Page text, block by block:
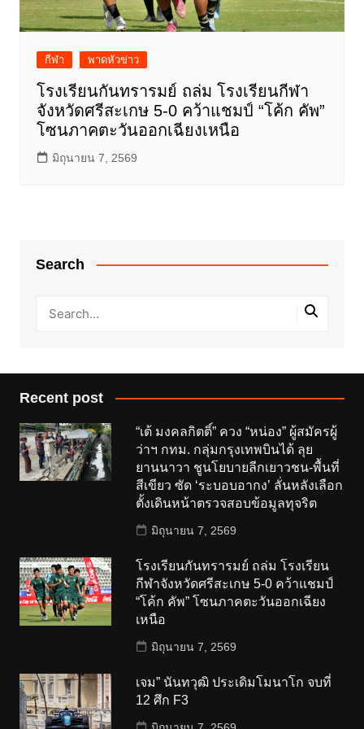
กีฬา พาดหัวข่าว
โรงเรียนกันทรารมย์ ถล่ม โรงเรียนกีฬา
จังหวัดศรีสะเกษ 5-0 คว้าแชมป์ “โค้ก คัพ”
โซนภาคตะวันออกเฉียงเหนือ
มิถุนายน 7, 2569
Search
Recent post
“เต้ มงคลกิตติ์” ควง “หน่อง” ผู้สมัครผู้
ว่าฯ กทม. กลุ่มกรุงเทพบินได้ ลุย
ยานนาวา ชูนโยบายลีกเยาวชน-พื้นที่
สีเขียว ซัด ‘ระบอบอากง’ ลั่นหลังเลือก
ตั้งเดินหน้าตรวจสอบข้อมูลทุจริต
มิถุนายน 7, 2569
โรงเรียนกันทรารมย์ ถล่ม โรงเรียน
กีฬาจังหวัดศรีสะเกษ 5-0 คว้าแชมป์
“โค้ก คัพ” โซนภาคตะวันออกเฉียง
เหนือ
มิถุนายน 7, 2569
เจม” นันทวุฒิ ประเดิมโมนาโก จบที่
12 ศึก F3